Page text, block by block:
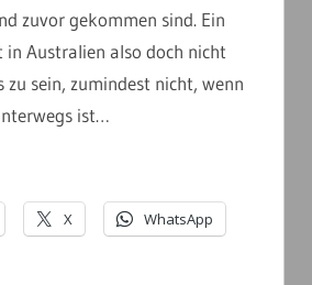
zuvor gekommen sind. Ein
in Australien also doch nicht
zu sein, zumindest nicht, wenn
ist…
X WhatsApp